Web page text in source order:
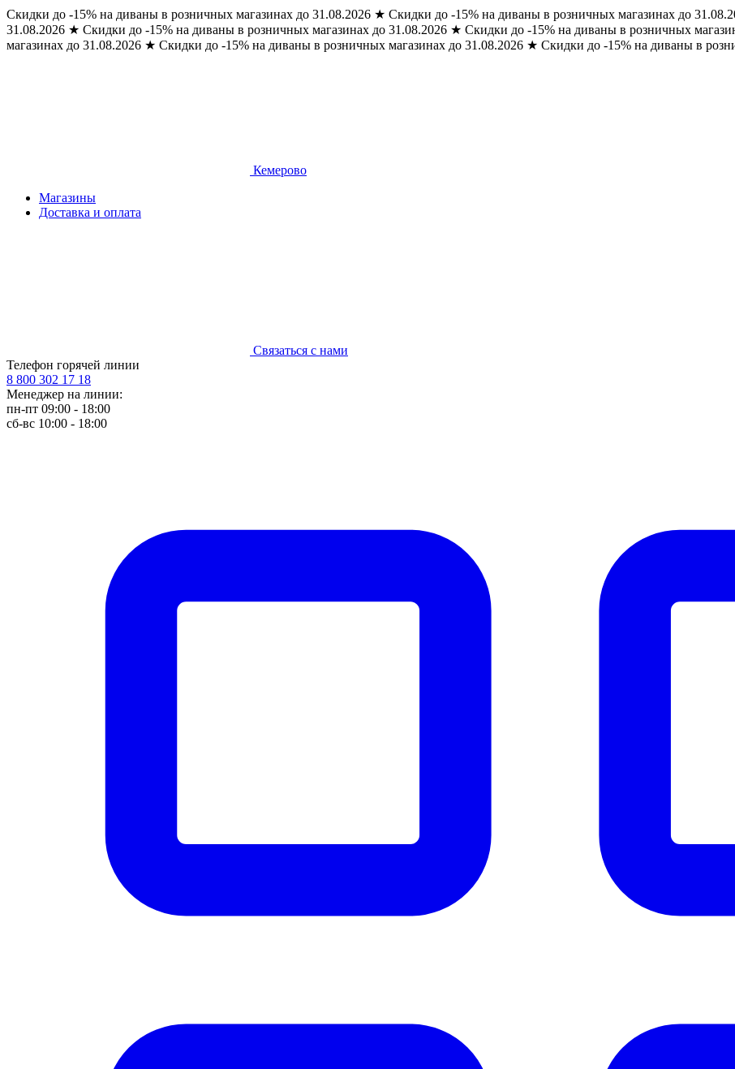
Скидки до -15% на диваны в розничных магазинах до 31.08.2026 ★ Скидки до -15% на диваны в розничных магазинах до
31.08.2026 ★ Скидки до -15% на диваны в розничных магазинах до 31.08.2026 ★ Скидки до -15% на диваны в розничных
магазинах до 31.08.2026 ★ Скидки до -15% на диваны в розничных магазинах до 31.08.2026 ★ Скидки до -15% на диваны в
Кемерово
Магазины
Доставка и оплата
Связаться с нами
Телефон горячей линии
8 800 302 17 18
Менеджер на линии:
пн-пт 09:00 - 18:00
сб-вс 10:00 - 18:00